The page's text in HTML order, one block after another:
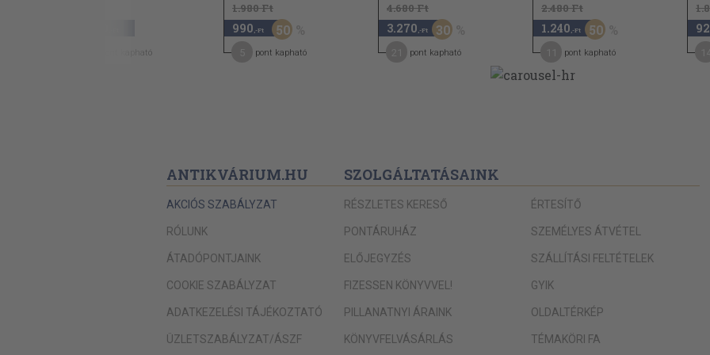
pont kapható
1.980 Ft
990 ,-Ft 50
pont kapható
4.680 Ft
3.270 ,-Ft 30
pont kapható
2.480 Ft
1.240 ,-Ft 50
pont kapható
ANTIKVÁRIUM.HU
AKCIÓS SZABÁLYZAT
RÓLUNK
ÁTADÓPONTJAINK
COOKIE SZABÁLYZAT
ADATKEZELÉSI TÁJÉKOZTATÓ
ÜZLETSZABÁLYZAT/ÁSZF
SZOLGÁLTATÁSAINK
RÉSZLETES KERESŐ
PONTÁRUHÁZ
ELŐJEGYZÉS
FIZESSEN KÖNYVVEL!
PILLANATNYI ÁRAINK
KÖNYVFELVÁSÁRLÁS
ÉRTESÍTŐ
SZEMÉLYES ÁTVÉTEL
SZÁLLÍTÁSI FELTÉTELEK
GYIK
OLDALTÉRKÉP
TÉMAKÖRI FA